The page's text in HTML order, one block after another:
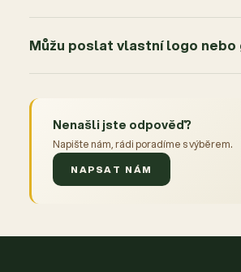
Můžu poslat vlastní logo nebo
Nenašli jste odpověď?
Napište nám, rádi poradíme s výběrem.
NAPSAT NÁM